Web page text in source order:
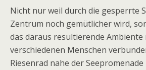
Nicht nur weil durch die gesperrte
Zentrum noch gemütlicher wird,
das daraus resultierende Ambiente
verschiedenen Menschen
Riesenrad nahe der Seepromenade